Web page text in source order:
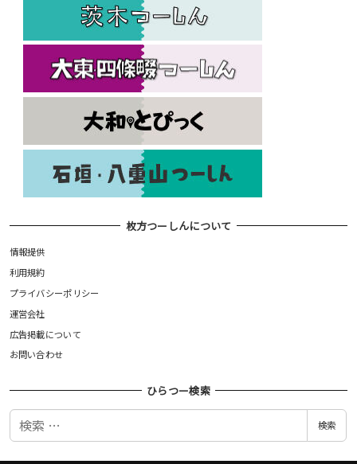
枚方つーしんについて
情報提供
利用規約
プライバシーポリシー
運営会社
広告掲載について
お問い合わせ
ひらつー検索
検
検索